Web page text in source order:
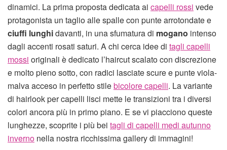
dinamici. La prima proposta dedicata ai capelli rossi vede
protagonista un taglio alle spalle con punte arrotondate e
ciuffi lunghidavanti, in una sfumatura di mogano intenso
dagli accenti rosati saturi. A chi cerca idee di tagli capelli
mossi originali è dedicato l’haircut scalato con discrezione
e molto pieno sotto, con radici lasciate scure e punte viola-
malva acceso in perfetto stilebicolore capelli. La variante
di hairlook per capelli lisci mette le transizioni tra i diversi
colori ancora più in primo piano. E se vi piacciono queste
lunghezze, scoprite i più bei tagli di capelli medi autunno
inverno nella nostra ricchissima gallery di immagini!